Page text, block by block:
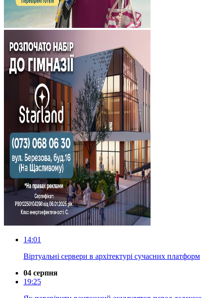
14:01
Віртуальні сервери в архітектурі сучасних платформ
04 серпня
19:25